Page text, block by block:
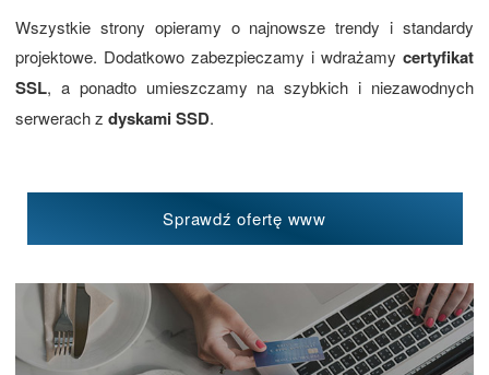
Wszystkie strony opieramy o najnowsze trendy i standardy
projektowe. Dodatkowo zabezpieczamy i wdrażamy certyfikat
SSL, a ponadto umieszczamy na szybkich i niezawodnych
serwerach z dyskami SSD.
Sprawdź ofertę www